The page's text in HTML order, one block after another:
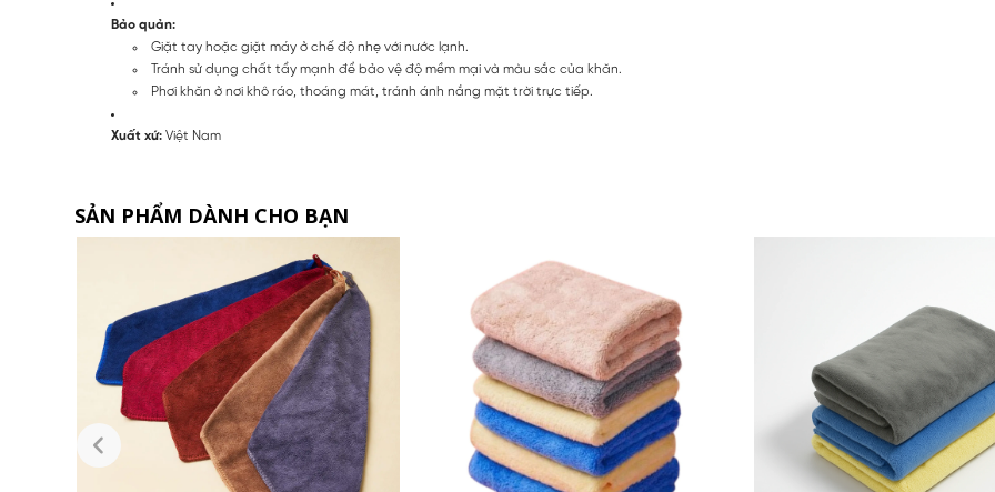
Bảo quản:
Giặt tay hoặc giặt máy ở chế độ nhẹ với nước lạnh.
Tránh sử dụng chất tẩy mạnh để bảo vệ độ mềm mại và màu sắc của khăn.
Phơi khăn ở nơi khô ráo, thoáng mát, tránh ánh nắng mặt trời trực tiếp.
Xuất xứ: Việt Nam
SẢN PHẨM DÀNH CHO BẠN